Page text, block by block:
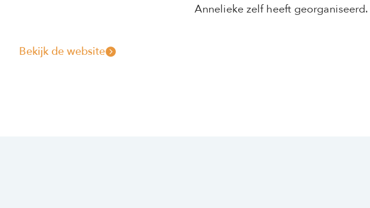
Annelieke zelf heeft georganiseerd.
Bekijk de website